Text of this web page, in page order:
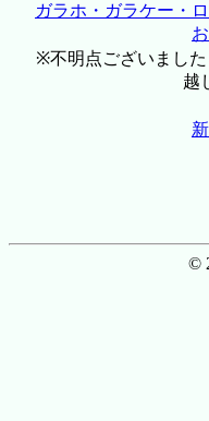
ガラホ・ガラケー・
※不明点ございまし
越
©